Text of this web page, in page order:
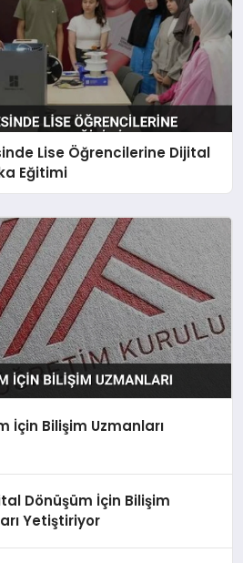
Lise Öğrencilerine Dijital
Eğitimi
İçin Bilişim Uzmanları
Dönüşüm İçin Bilişim
Yetiştiriyor